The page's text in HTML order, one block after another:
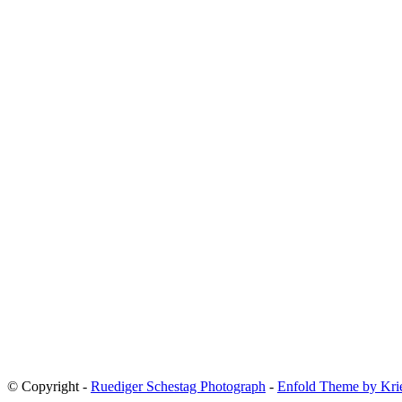
© Copyright - Ruediger Schestag Photograph - Enfold Theme by